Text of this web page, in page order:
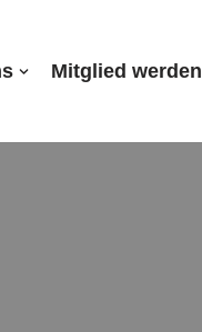
Mitglied werden